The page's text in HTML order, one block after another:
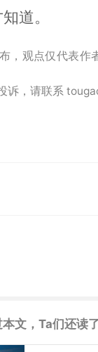
道。
，观点仅代表作
诉，请联系
文，Ta们还读了